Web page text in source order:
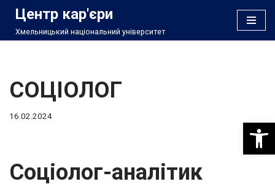
Перейти
Центр кар'єри
Хмельницький національний університет
СОЦІОЛОГ
16.02.2024
Соціолог-аналітик